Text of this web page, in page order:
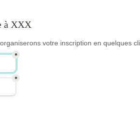
à XXX
votre inscription en quelques
*
*